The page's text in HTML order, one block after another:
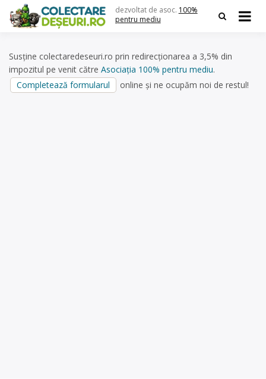
content
dezvoltat de asoc. 100%
pentru mediu
Susține colectaredeseuri.ro prin redirecționarea a 3,5% din
impozitul pe venit către Asociația 100% pentru mediu.
Completează formularul
online și ne ocupăm noi de restul!